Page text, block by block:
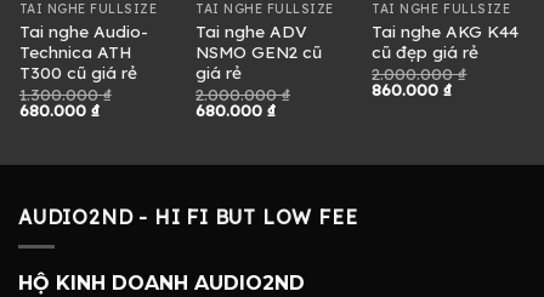
TAI NGHE FULLSIZE
Tai nghe Audio-
Technica ATH
T300 cũ giá rẻ
1.300.000₫
Giá
680.000 ₫Giá
680.000 ₫.
TAI NGHE FULLSIZE
Tai nghe ADV
NSMO GEN2 cũ
giá rẻ
2.000.000₫
Giá
680.000₫Giá
680.000 ₫.
TAI NGHE FULLSIZE
Tai nghe AKG K44
cũ đẹp giá rẻ
2.000.000₫
Giá
860.000₫Giá
₫.
AUDIO2ND - HI FI BUT LOW FEE
HỘ KINH DOANH AUDIO2ND